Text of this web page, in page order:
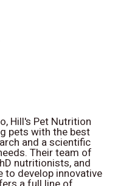
Hill's Pet Nutrition
pets with the best
and a scientific
Their team of
nutritionists, and
develop innovative